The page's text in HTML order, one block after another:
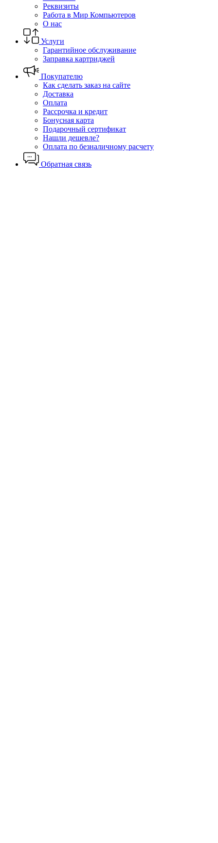
Реквизиты
Работа в Мир Компьютеров
О нас
Услуги
Гарантийное обслуживание
Заправка картриджей
Покупателю
Как сделать заказ на сайте
Доставка
Оплата
Рассрочка и кредит
Бонусная карта
Подарочный сертификат
Нашли дешевле?
Оплата по безналичному расчету
Обратная связь